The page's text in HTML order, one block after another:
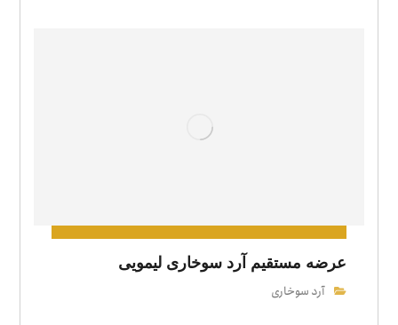
عرضه مستقیم آرد سوخاری لیمویی
آرد سوخاری